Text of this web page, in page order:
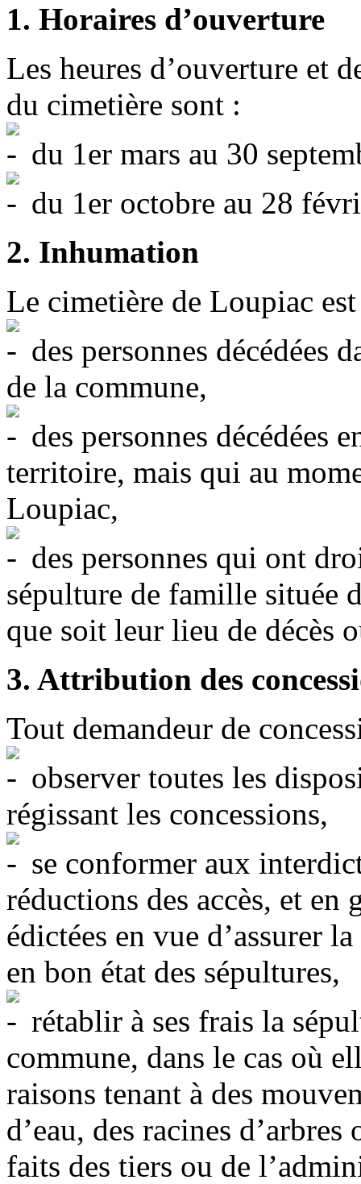
1. Horaires d’ouverture
Les heures d’ouverture et
du cimetière sont :
du 1er mars au 30
du 1er octobre au 28
2. Inhumation
Le cimetière de Loupiac
des personnes décédées
de la commune,
des personnes décédées
territoire, mais qui au
Loupiac,
des personnes qui ont
sépulture de famille située
que soit leur lieu de décès
3. Attribution des
Tout demandeur de
observer toutes les
régissant les concessions,
se conformer aux
réductions des accès, et en
édictées en vue d’assurer
en bon état des sépultures,
rétablir à ses frais la
commune, dans le cas où
raisons tenant à des
d’eau, des racines
faits des tiers ou de